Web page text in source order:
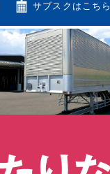
サブスクはこちら